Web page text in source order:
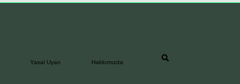
Yasal Uyarı Hakkımızda